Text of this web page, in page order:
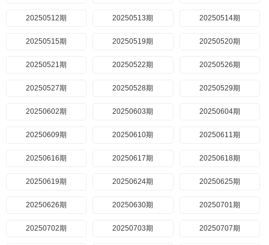
20250512期 20250513期 20250514期
20250515期 20250519期 20250520期
20250521期 20250522期 20250526期
20250527期 20250528期 20250529期
20250602期 20250603期 20250604期
20250609期 20250610期 20250611期
20250616期 20250617期 20250618期
20250619期 20250624期 20250625期
20250626期 20250630期 20250701期
20250702期 20250703期 20250707期